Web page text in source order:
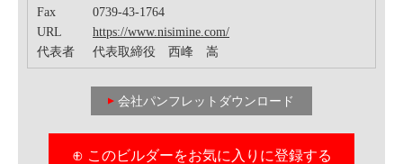
Fax
0739-43-1764
URL
https://www.nisimine.com/
代表者
代表取締役 西峰 嵩
会社パンフレットダウンロード
⊕ このビルダーをお気に入りに登録する